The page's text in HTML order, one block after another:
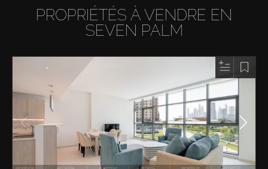
PROPRIÉTÉS À VENDRE EN
SEVEN PALM